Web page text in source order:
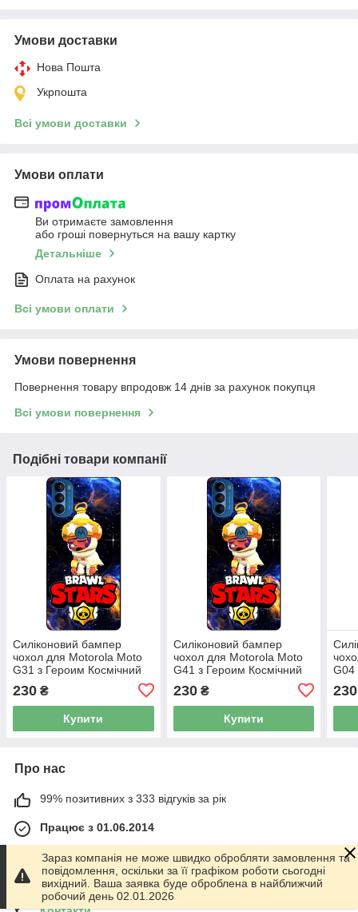
Умови доставки
Нова Пошта
Укрпошта
Всі умови доставки
Умови оплати
Ви отримаєте замовлення
або гроші повернуться на вашу картку
Детальніше
Оплата на рахунок
Всі умови оплати
Умови повернення
Повернення товару впродовж 14 днів за рахунок покупця
Всі умови повернення
Подібні товари компанії
Силіконовий бампер
чохол для Motorola Moto
G31 з Героим Космічний
230 ₴
Купити
Силіконовий бампер
чохол для Motorola Moto
G41 з Героим Космічний
230₴
Купити
G04
230
Про нас
99% позитивних з 333 відгуків за рік
Працює з 01.06.2014
м. Харків
График работы 10.00-17.00. Суббота - Воскресенье
выходной!, Харків, Україна
Зараз компанія не може швидко обробляти замовлення та
повідомлення, оскільки за її графіком роботи сьогодні
вихідний. Ваша заявка буде оброблена в найближчий
робочий день 02.01.2026